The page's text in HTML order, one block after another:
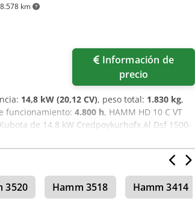
km
precio
14,8 kW (20,12 CV), peso total: 1.830 kg,
funcionamiento: 4.800 h, HAMM HD 10 C VT
de 14,8 kW Credpoykurhofx Al Dsf 1500-
3520 Hamm 3518 Hamm 3414